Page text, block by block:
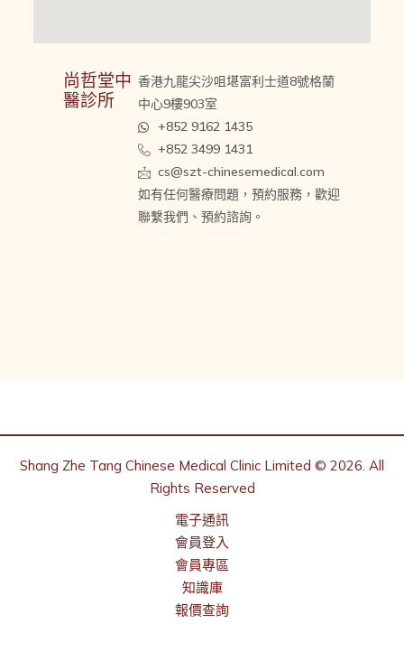
尚哲堂中
醫診所
香港九龍尖沙咀堪富利士道8號格蘭
中心9樓903室
+852 9162 1435
+852 3499 1431
cs@szt-chinesemedical.com
如有任何醫療問題，預約服務，歡迎
聯繫我們、預約諮詢。
Shang Zhe Tang Chinese Medical Clinic Limited © 2026. All
Rights Reserved
電子通訊
會員登入
會員專區
知識庫
報價查詢